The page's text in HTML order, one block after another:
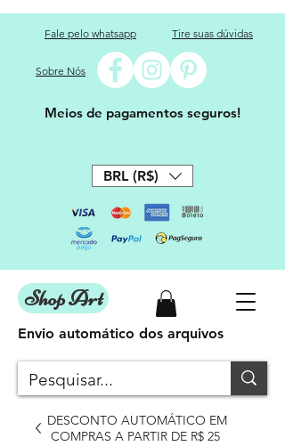
Fale pelo whatsapp Tire suas dúvidas
Sobre Nós
Meios de pagamentos seguros!
BRL (R$)
Shop Art
DESCONTO AUTOMÁTICO EM
COMPRAS A PARTIR DE R$ 25
Envio automático dos arquivos